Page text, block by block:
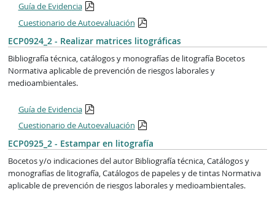
Guía de Evidencia
Cuestionario de Autoevaluación
ECP0924_2 - Realizar matrices litográficas
Bibliografía técnica, catálogos y monografías de litografía Bocetos
Normativa aplicable de prevención de riesgos laborales y
medioambientales.
Guía de Evidencia
Cuestionario de Autoevaluación
ECP0925_2 - Estampar en litografía
Bocetos y/o indicaciones del autor Bibliografía técnica, Catálogos y
monografías de litografía, Catálogos de papeles y de tintas Normativa
aplicable de prevención de riesgos laborales y medioambientales.